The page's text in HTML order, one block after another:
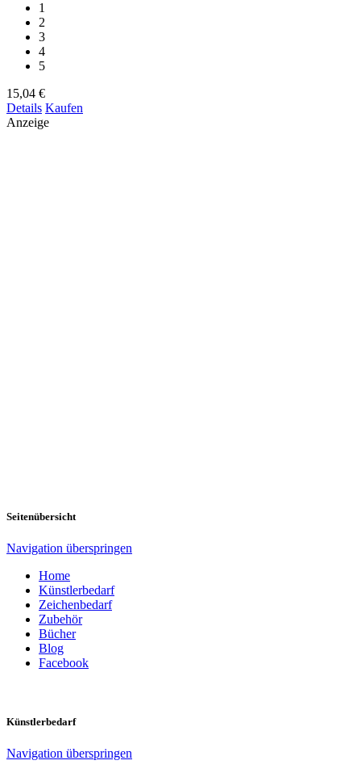
1
2
3
4
5
15,04 €
Details Kaufen
Anzeige
Seitenübersicht
Navigation überspringen
Home
Künstlerbedarf
Zeichenbedarf
Zubehör
Bücher
Blog
Facebook
Künstlerbedarf
Navigation überspringen